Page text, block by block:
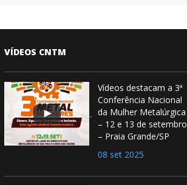
VÍDEOS CNTM
Vídeos destacam a 3ª
Conferência Nacional
da Mulher Metalúrgica
– 12 e 13 de setembro
– Praia Grande/SP
08 set 2025